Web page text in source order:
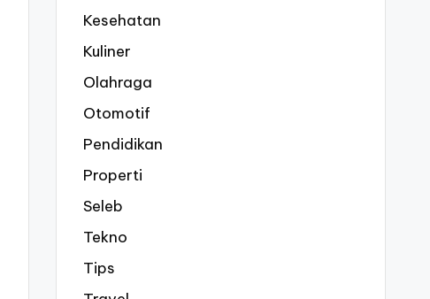
Kesehatan
Kuliner
Olahraga
Otomotif
Pendidikan
Properti
Seleb
Tekno
Tips